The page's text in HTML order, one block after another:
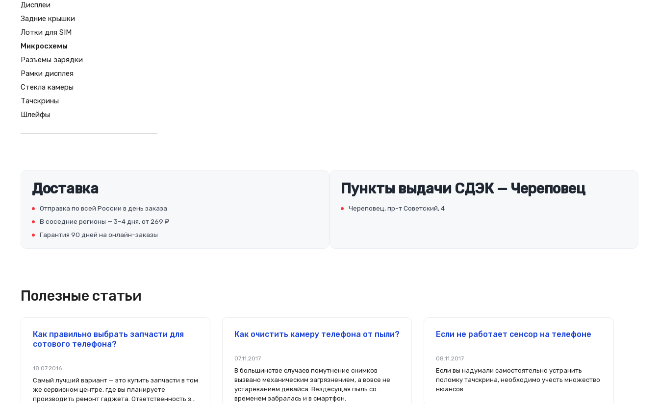
Дисплеи
Задние крышки
Лотки для SIM
Микросхемы
Разъемы зарядки
Рамки дисплея
Стекла камеры
Тачскрины
Шлейфы
Доставка
Отправка по всей России в день заказа
В соседние регионы — 3–4 дня, от 269 ₽
Гарантия 90 дней на онлайн-заказы
Пункты выдачи СДЭК — Череповец
Череповец, пр-т Советский, 4
Полезные статьи
Как правильно выбрать запчасти для
сотового телефона?
18.07.2016
Самый лучший вариант — это купить запчасти в том
же сервисном центре, где вы планируете
производить ремонт гаджета. Ответственность за
Как очистить камеру телефона от пыли?
07.11.2017
В большинстве случаев помутнение снимков
вызвано механическим загрязнением, а вовсе не
устареванием девайса. Вездесущая пыль со
временем забралась и в смартфон.
Если не работает сенсор на телефоне
08.11.2017
Если вы надумали самостоятельно устранить
поломку тачскрина, необходимо учесть множество
нюансов.